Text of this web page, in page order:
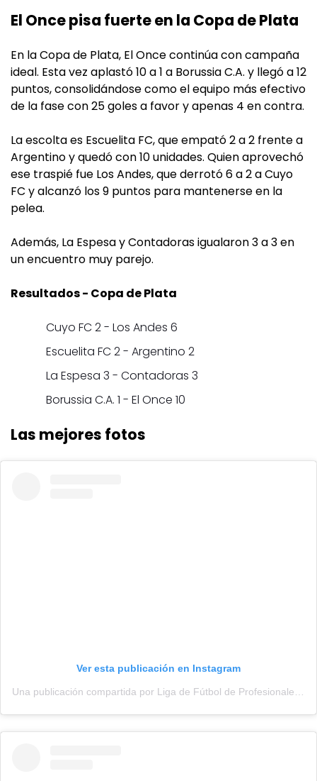
El Once pisa fuerte en la Copa de Plata
En la Copa de Plata, El Once continúa con campaña
ideal. Esta vez aplastó 10 a 1 a Borussia C.A. y llegó a 12
puntos, consolidándose como el equipo más efectivo
de la fase con 25 goles a favor y apenas 4 en contra.
La escolta es Escuelita FC, que empató 2 a 2 frente a
Argentino y quedó con 10 unidades. Quien aprovechó
ese traspié fue Los Andes, que derrotó 6 a 2 a Cuyo
FC y alcanzó los 9 puntos para mantenerse en la
pelea.
Además, La Espesa y Contadoras igualaron 3 a 3 en
un encuentro muy parejo.
Resultados - Copa de Plata
Cuyo FC 2 - Los Andes 6
Escuelita FC 2 - Argentino 2
La Espesa 3 - Contadoras 3
Borussia C.A. 1 - El Once 10
Las mejores fotos
Ver esta publicación en Instagram
Una publicación compartida por Liga de Fútbol de Profesionales (@adepu.oficial)